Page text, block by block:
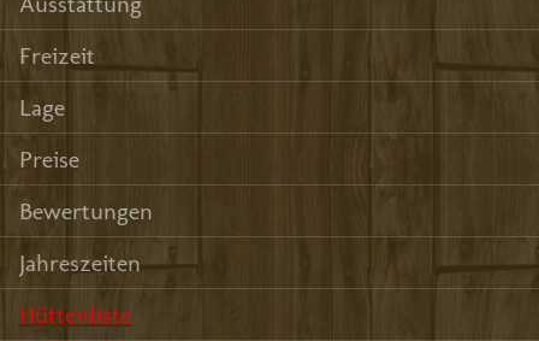
Freizeit
Lage
Preise
Bewertungen
Jahreszeiten
Hüttenliste